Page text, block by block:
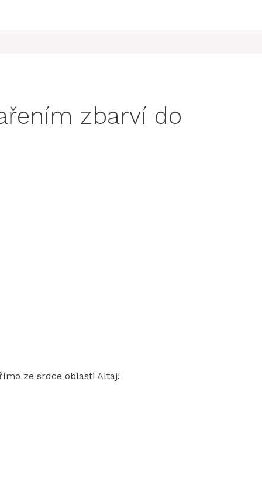
zbarví do
ze srdce oblasti Altaj!